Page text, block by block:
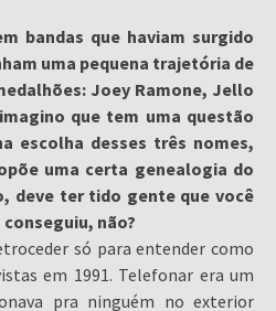
bandas que haviam surgido
uma pequena trajetória de
Joey Ramone, Jello
que tem uma questão
escolha desses três nomes,
uma certa genealogia do
deve ter tido gente que você
não?
só para entender como
em 1991. Telefonar era um
pra ninguém no exterior